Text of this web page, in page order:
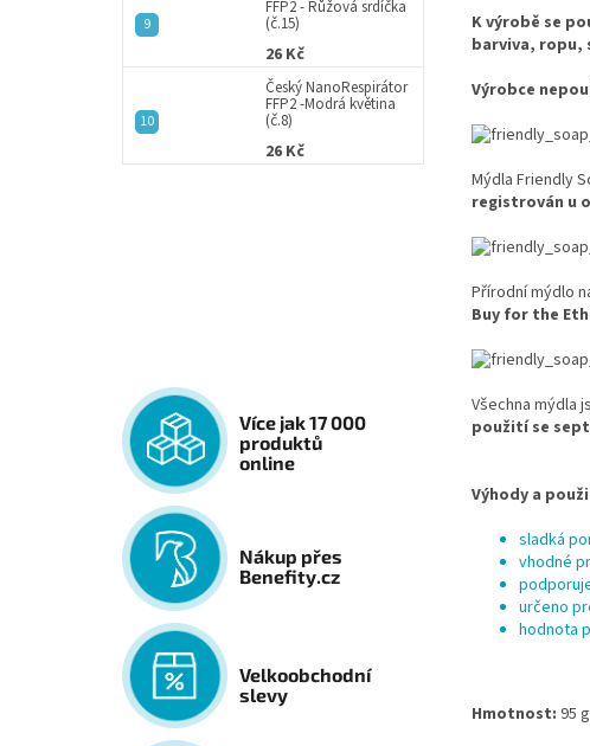
FFP2 - Růžová srdíčka
(č.15)
26 Kč
Český NanoRespirátor
FFP2 -Modrá květina
(č.8)
26 Kč
Více jak 17 000
produktů
online
Nákup přes
Benefity.cz
Velkoobchodní
slevy
K výrobě se
barviva, ropu,
Výrobce
Mýdla Friendly
registrován u
Přírodní mýdlo
Buy for the
Všechna mýdla
použití se
Výhody a
sladká
vhodné
určeno
hodnota
Hmotnost: 95 g